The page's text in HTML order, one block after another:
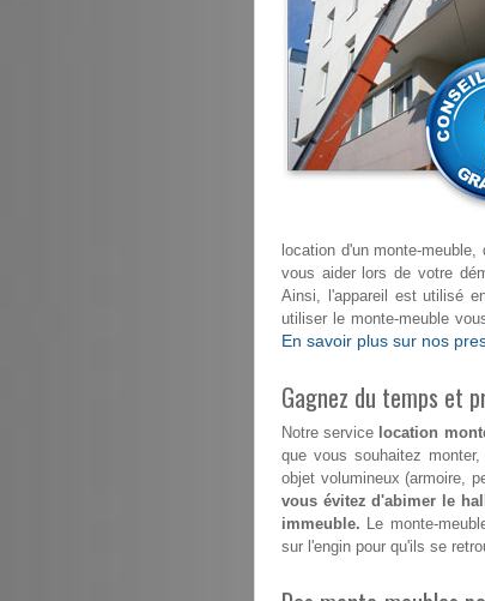
location d'un monte-
vous aider lors de votre
Ainsi, l'appareil est utilisé
utiliser le monte-meuble
En savoir plus sur nos
Gagnez du temps et
Notre service location
que vous souhaitez
objet volumineux (armoire,
vous évitez d'abimer le
immeuble. Le monte-
sur l'engin pour qu'ils se